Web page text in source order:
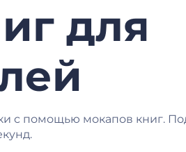
для
с помощью мокапов книг.